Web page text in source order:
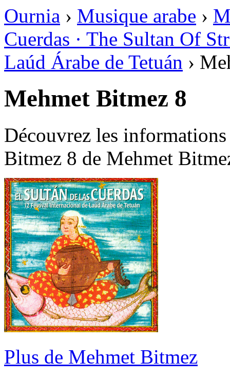
Ournia › Musique arabe ›
Cuerdas · The Sultan Of
Laúd Árabe de Tetuán ›
Mehmet Bitmez 8
Découvrez les
Bitmez 8 de Mehmet
Plus de Mehmet Bitmez